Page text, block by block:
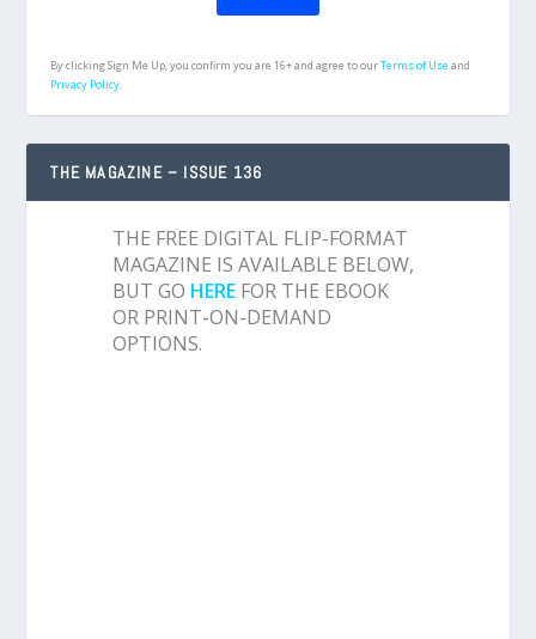
By clicking Sign Me Up, you confirm you are 16+ and agree to ourTerms of Useand
Privacy Policy.
THE MAGAZINE – ISSUE 136
THE FREE DIGITAL FLIP-FORMAT
MAGAZINE IS AVAILABLE BELOW,
BUT GO HERE FOR THE EBOOK
OR PRINT-ON-DEMAND
OPTIONS.